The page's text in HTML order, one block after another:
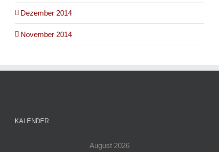
Dezember 2014
November 2014
KALENDER
August 2026